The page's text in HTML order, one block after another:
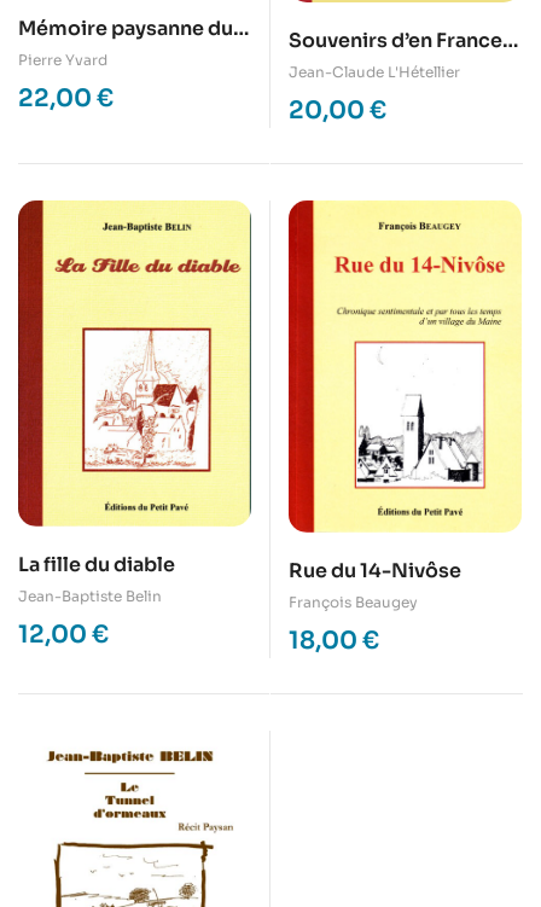
Mémoire paysanne du
Maine
Pierre Yvard
22,00 €
Souvenirs d’en France
d’un petit Breton – Une
enfance en Bretagne
dans les années 50
Jean-Claude L'Hétellier
20,00 €
La fille du diable
Jean-Baptiste Belin
12,00 €
Rue du 14-Nivôse
François Beaugey
18,00 €